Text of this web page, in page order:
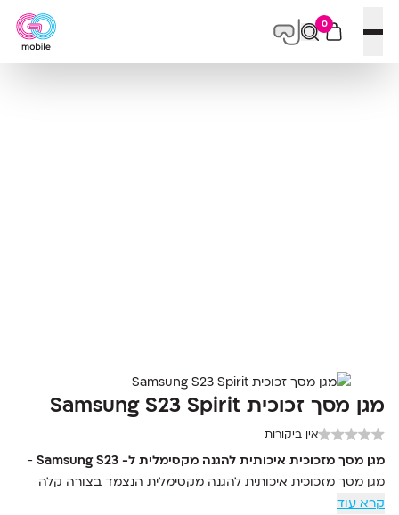
פתח תפריט
0
מגן מסך זכוכית Samsung S23 Spirit
אין ביקורות
מגן מסך מזכוכית איכותית להגנה מקסימלית ל- Samsung S23
-
מגן מסך מזכוכית איכותית להגנה מקסימלית הנצמד בצורה קלה
ומושלמת - ציפוי מסך צלול במיוחד, דוחה מים ושמן להגנה מפני
קרא עוד